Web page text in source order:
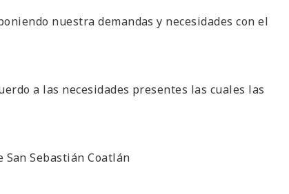
nuestra demandas y necesidades con el
a las necesidades presentes las cuales las
San Sebastián Coatlán